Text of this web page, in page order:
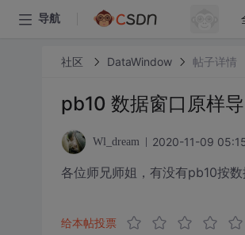
导航
社区 DataWindow 帖子详情
pb10 数据窗口原样
Wl_dream 2020-11-09
各位师兄师姐，有没有pb10按
给本帖投票